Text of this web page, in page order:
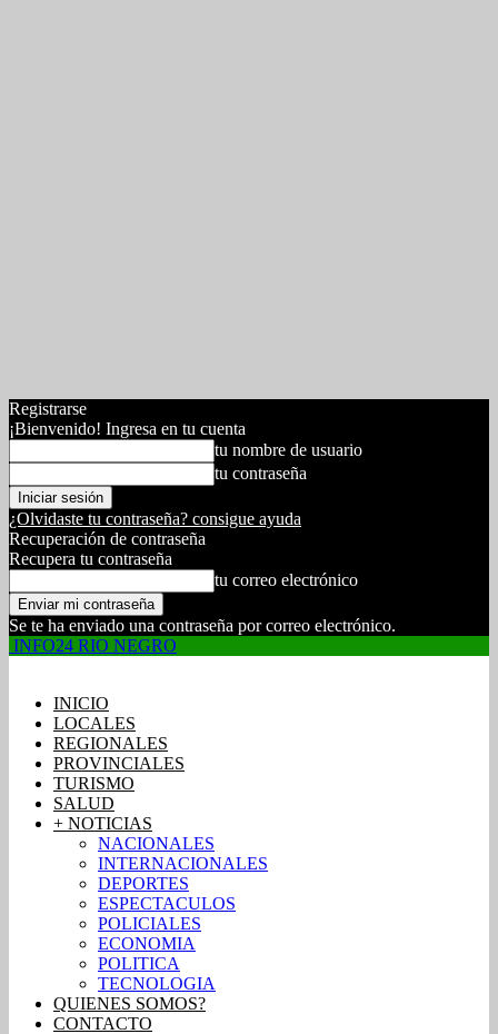
Registrarse
¡Bienvenido! Ingresa en tu cuenta
tu nombre de usuario
tu contraseña
¿Olvidaste tu contraseña? consigue ayuda
Recuperación de contraseña
Recupera tu contraseña
tu correo electrónico
Se te ha enviado una contraseña por correo electrónico.
INFO24 RIO NEGRO
INICIO
LOCALES
REGIONALES
PROVINCIALES
TURISMO
SALUD
+ NOTICIAS
NACIONALES
INTERNACIONALES
DEPORTES
ESPECTACULOS
POLICIALES
ECONOMIA
POLITICA
TECNOLOGIA
QUIENES SOMOS?
CONTACTO